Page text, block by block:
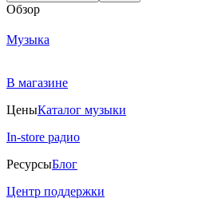
Обзор
Музыка
В магазине
ЦеныКаталог музыки
In-store радио
РесурсыБлог
Центр поддержки